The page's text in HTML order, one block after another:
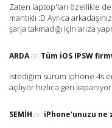
Zaten laptop'ları özellikle
mantıklı :D Ayrıca
şarja takmadığı için arıza
ARDAon Tüm iOS IPSW
istediğim sürüm iphone 4s
açılıyor hızlıca geri
SEMIH on iPhone'unuzu ne